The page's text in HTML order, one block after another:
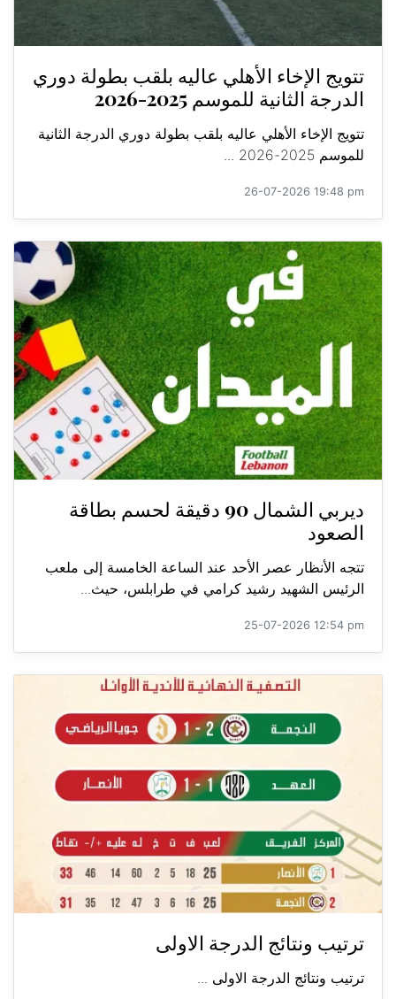
تتويج الإخاء الأهلي عاليه بلقب بطولة دوري
الدرجة الثانية للموسم 2025-2026
تتويج الإخاء الأهلي عاليه بلقب بطولة دوري الدرجة الثانية
للموسم 2025-2026 ...
26-07-2026 19:48 pm
ديربي الشمال 90 دقيقة لحسم بطاقة
الصعود
تتجه الأنظار عصر الأحد عند الساعة الخامسة إلى ملعب
الرئيس الشهيد رشيد كرامي في طرابلس، حيث...
25-07-2026 12:54 pm
ترتيب ونتائج الدرجة الاولى
ترتيب ونتائج الدرجة الاولى ...